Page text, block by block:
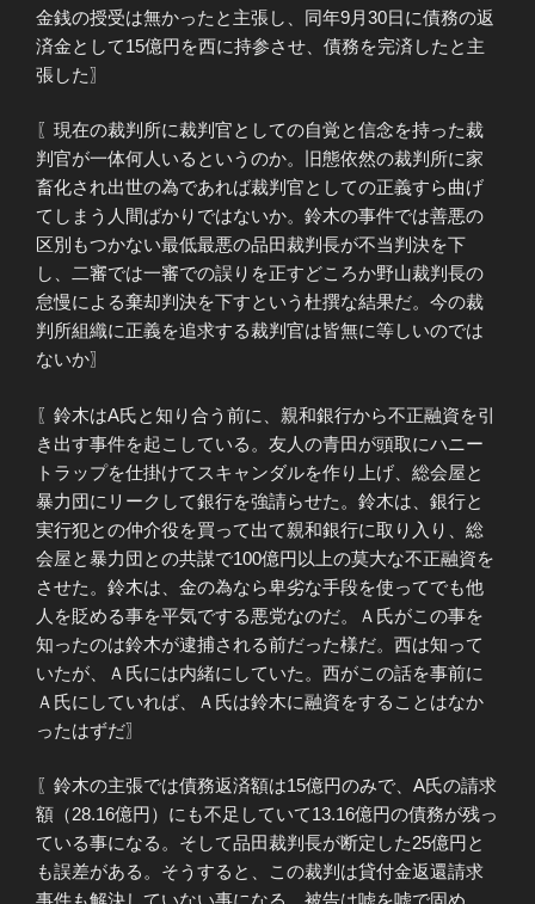
金銭の授受は無かったと主張し、同年9月30日に債務の返
済金として15億円を西に持参させ、債務を完済したと主
張した〗
〖現在の裁判所に裁判官としての自覚と信念を持った裁
判官が一体何人いるというのか。旧態依然の裁判所に家
畜化され出世の為であれば裁判官としての正義すら曲げ
てしまう人間ばかりではないか。鈴木の事件では善悪の
区別もつかない最低最悪の品田裁判長が不当判決を下
し、二審では一審での誤りを正すどころか野山裁判長の
怠慢による棄却判決を下すという杜撰な結果だ。今の裁
判所組織に正義を追求する裁判官は皆無に等しいのでは
ないか〗
〖鈴木はA氏と知り合う前に、親和銀行から不正融資を引
き出す事件を起こしている。友人の青田が頭取にハニー
トラップを仕掛けてスキャンダルを作り上げ、総会屋と
暴力団にリークして銀行を強請らせた。鈴木は、銀行と
実行犯との仲介役を買って出て親和銀行に取り入り、総
会屋と暴力団との共謀で100億円以上の莫大な不正融資を
させた。鈴木は、金の為なら卑劣な手段を使ってでも他
人を貶める事を平気でする悪党なのだ。Ａ氏がこの事を
知ったのは鈴木が逮捕される前だった様だ。西は知って
いたが、Ａ氏には内緒にしていた。西がこの話を事前に
Ａ氏にしていれば、Ａ氏は鈴木に融資をすることはなか
ったはずだ〗
〖鈴木の主張では債務返済額は15億円のみで、A氏の請求
額（28.16億円）にも不足していて13.16億円の債務が残っ
ている事になる。そして品田裁判長が断定した25億円と
も誤差がある。そうすると、この裁判は貸付金返還請求